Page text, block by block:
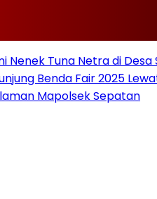
Tuna Netra di Desa
Benda Fair 2025
Mapolsek Sepatan